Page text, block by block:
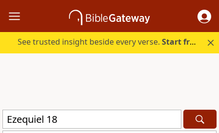
See trusted insight beside every verse.Start free.